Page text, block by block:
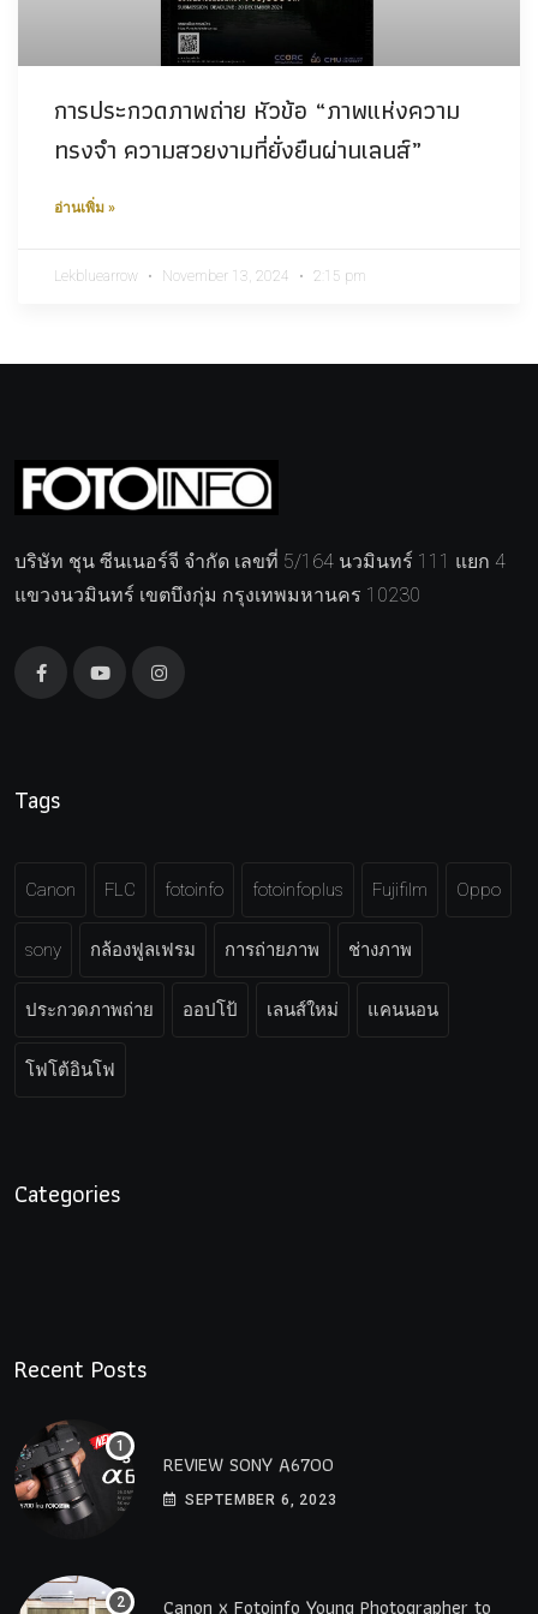
การประกวดภาพถ่าย หัวข้อ “ภาพแห่งความ
ทรงจำ ความสวยงามที่ยั่งยืนผ่านเลนส์”
อ่านเพิ่ม »
Lekbluearrow November 13, 2024 2:15 pm
บริษัท ชุน ซีนเนอร์จี จำกัด เลขที่ 5/164 นวมินทร์ 111 แยก 4
แขวงนวมินทร์ เขตบึงกุ่ม กรุงเทพมหานคร 10230
Tags
Canon FLC fotoinfo fotoinfoplus Fujifilm Oppo
sony กล้องฟูลเฟรม การถ่ายภาพ ช่างภาพ
ประกวดภาพถ่าย ออปโป้ เลนส์ใหม่ แคนนอน
โฟโต้อินโฟ
Categories
Recent Posts
REVIEW SONY A6700
SEPTEMBER 6, 2023
Canon x Fotoinfo​ Young​ Photographer to